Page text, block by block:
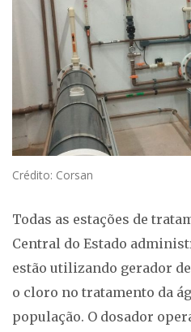
Crédito: Corsan
Todas as estações de
Central do Estado
estão utilizando gerador
o cloro no tratamento da
população. O dosador